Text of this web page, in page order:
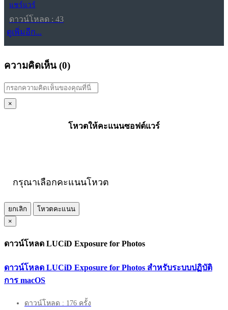
แชร์แวร์
ดาวน์โหลด : 43
ดูเพิ่มอีก...
ความคิดเห็น (0)
×
โหวตให้คะแนนซอฟต์แวร์
กรุณาเลือกคะแนนโหวต
ยกเลิก
โหวตคะแนน
×
ดาวน์โหลด LUCiD Exposure for Photos
ดาวน์โหลด LUCiD Exposure for Photos สำหรับระบบปฏิบัติ
การ macOS
ดาวน์โหลด : 176 ครั้ง